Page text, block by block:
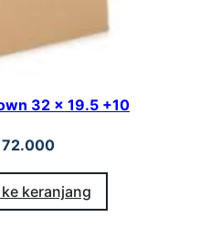
32 x 19.5 +10
keranjang